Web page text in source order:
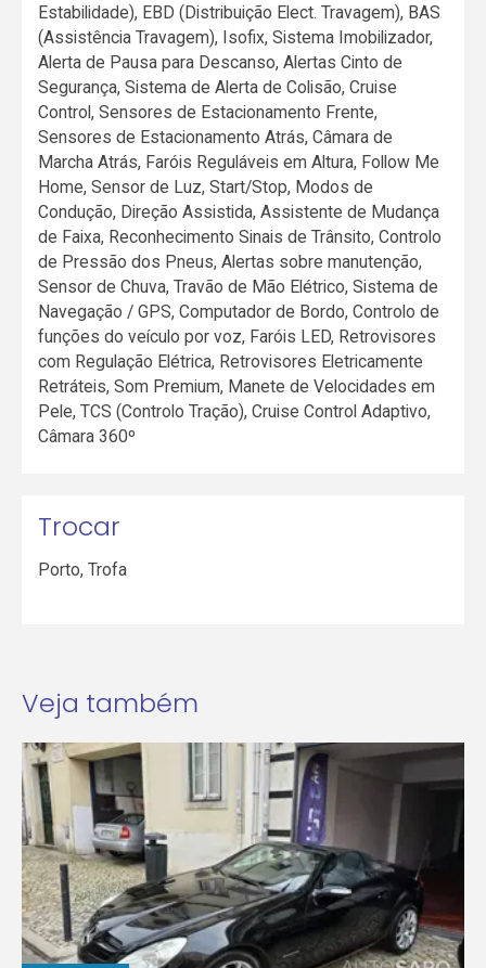
Estabilidade), EBD (Distribuição Elect. Travagem), BAS
(Assistência Travagem), Isofix, Sistema Imobilizador,
Alerta de Pausa para Descanso, Alertas Cinto de
Segurança, Sistema de Alerta de Colisão, Cruise
Control, Sensores de Estacionamento Frente,
Sensores de Estacionamento Atrás, Câmara de
Marcha Atrás, Faróis Reguláveis em Altura, Follow Me
Home, Sensor de Luz, Start/Stop, Modos de
Condução, Direção Assistida, Assistente de Mudança
de Faixa, Reconhecimento Sinais de Trânsito, Controlo
de Pressão dos Pneus, Alertas sobre manutenção,
Sensor de Chuva, Travão de Mão Elétrico, Sistema de
Navegação / GPS, Computador de Bordo, Controlo de
funções do veículo por voz, Faróis LED, Retrovisores
com Regulação Elétrica, Retrovisores Eletricamente
Retráteis, Som Premium, Manete de Velocidades em
Pele, TCS (Controlo Tração), Cruise Control Adaptivo,
Câmara 360º
Trocar
Porto,Trofa
Veja também